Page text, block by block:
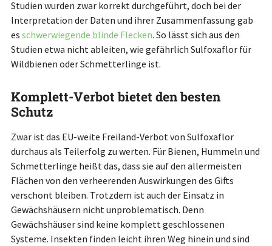
Studien wurden zwar korrekt durchgeführt, doch bei der
Interpretation der Daten und ihrer Zusammenfassung gab
es schwerwiegende blinde Flecken. So lässt sich aus den
Studien etwa nicht ableiten, wie gefährlich Sulfoxaflor für
Wildbienen oder Schmetterlinge ist.
Komplett-Verbot bietet den besten
Schutz
Zwar ist das EU-weite Freiland-Verbot von Sulfoxaflor
durchaus als Teilerfolg zu werten. Für Bienen, Hummeln und
Schmetterlinge heißt das, dass sie auf den allermeisten
Flächen von den verheerenden Auswirkungen des Gifts
verschont bleiben. Trotzdem ist auch der Einsatz in
Gewächshäusern nicht unproblematisch. Denn
Gewächshäuser sind keine komplett geschlossenen
Systeme. Insekten finden leicht ihren Weg hinein und sind